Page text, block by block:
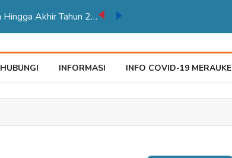
TPP ASN Kabupaten Merauke Dipastikan Aman Hingga Akhir Tahun 2026
HUBUNGI INFORMASI INFO COVID-19 MERAUKE